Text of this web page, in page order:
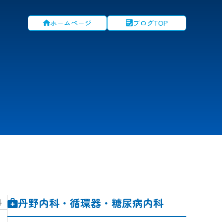
ホームページ ブログTOP
丹野内科・循環器・糖尿病内科